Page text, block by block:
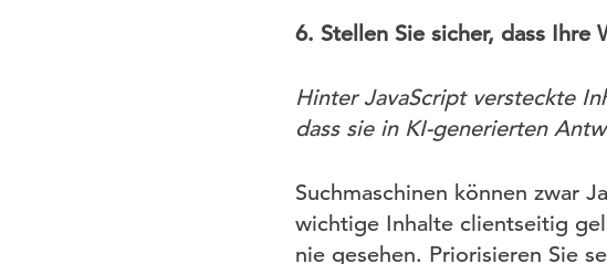
6. Stellen Sie sicher, dass
Hinter JavaScript versteckte
dass sie in KI-generierten
Suchmaschinen können zwar
wichtige Inhalte clientseitig
nie gesehen. Priorisieren Sie